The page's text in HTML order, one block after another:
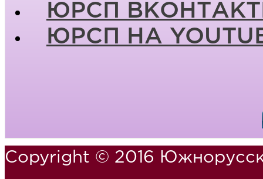
ЮРСП
ЮРСП НА
Copyright © 2016